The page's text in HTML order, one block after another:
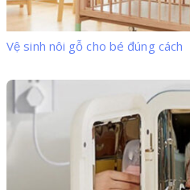
Vệ sinh nôi gỗ cho bé đúng cách